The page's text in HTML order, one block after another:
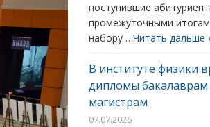
поступившие
промежуточными
набору …Читать дальше
В институте физики
дипломы бакалаврам
магистрам
07.07.2026